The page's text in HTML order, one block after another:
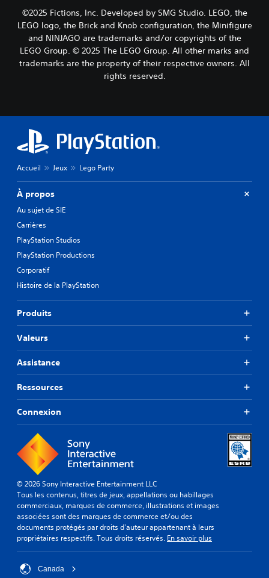
©2025 Fictions, Inc. Developed by SMG Studio. LEGO, the
LEGO logo, the Brick and Knob configuration, the Minifigure
and NINJAGO are trademarks and/or copyrights of the
LEGO Group. © 2025 The LEGO Group. All other marks and
trademarks are the property of their respective owners. All
rights reserved.
Accueil Jeux Lego Party
À propos
Au sujet de SIE
Carrières
PlayStation Studios
PlayStation Productions
Corporatif
Histoire de la PlayStation
Produits
Valeurs
Assistance
Ressources
Connexion
© 2026 Sony Interactive Entertainment LLC
Tous les contenus, titres de jeux, appellations ou habillages
commerciaux, marques de commerce, illustrations et images
associées sont des marques de commerce et/ou des
documents protégés par droits d'auteur appartenant à leurs
propriétaires respectifs. Tous droits réservés. En savoir plus
Canada